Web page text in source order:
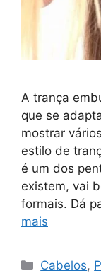
A trança
que se
mostrar
estilo de
é um dos
existem, vai
formais. Dá
mais
Categorias
Cabelos,